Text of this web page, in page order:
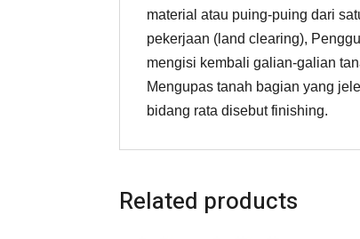
material atau puing-puing dari
pekerjaan (land clearing),
mengisi kembali galian-galian
Mengupas tanah bagian yang
bidang rata disebut finishing.
Related products